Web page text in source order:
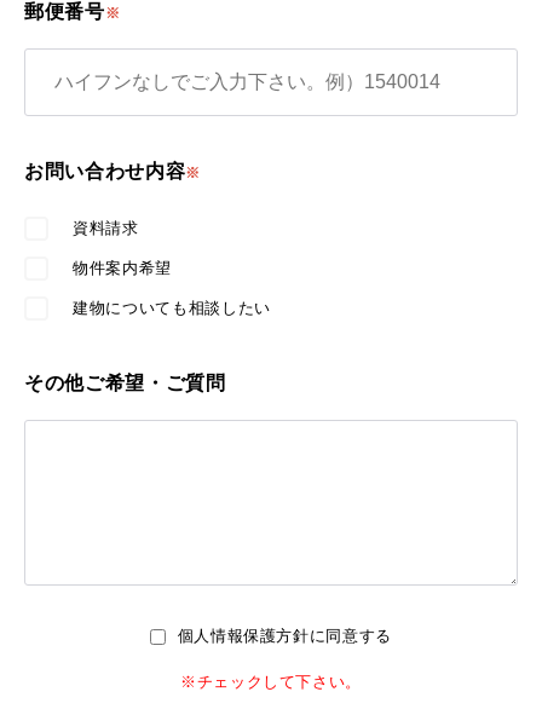
郵便番号※
お問い合わせ内容※
資料請求
物件案内希望
建物についても相談したい
その他ご希望・ご質問
個人情報保護方針に同意する
※チェックして下さい。